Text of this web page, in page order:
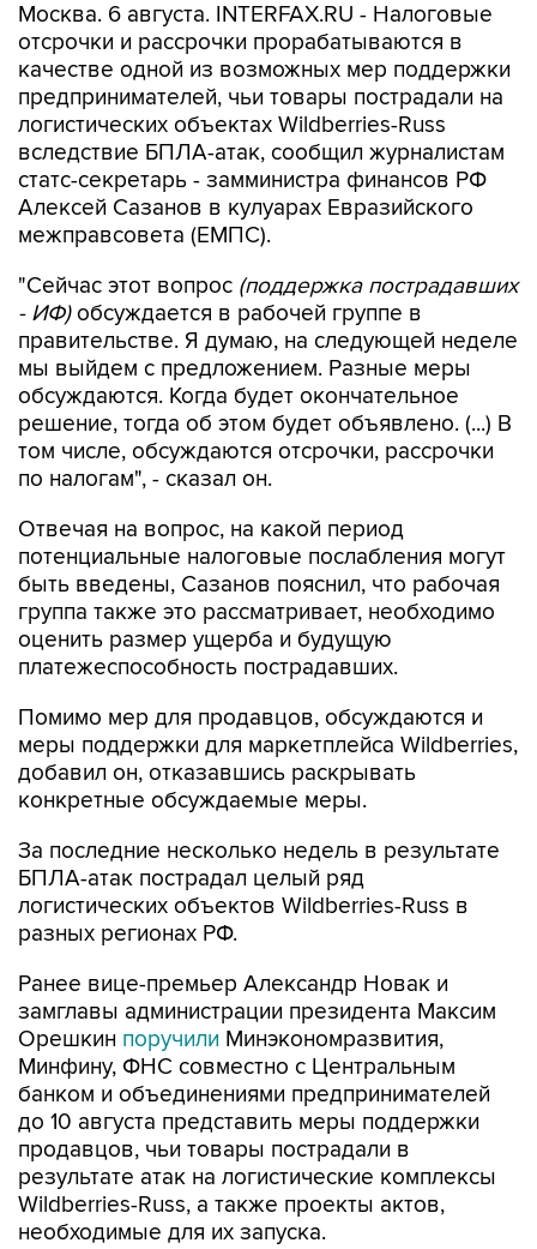
Москва. 6 августа. INTERFAX.RU - Налоговые
отсрочки и рассрочки прорабатываются в
качестве одной из возможных мер поддержки
предпринимателей, чьи товары пострадали на
логистических объектах Wildberries-Russ
вследствие БПЛА-атак, сообщил журналистам
статс-секретарь - замминистра финансов РФ
Алексей Сазанов в кулуарах Евразийского
межправсовета (ЕМПС).
"Сейчас этот вопрос (поддержка пострадавших
- ИФ)обсуждается в рабочей группе в
правительстве. Я думаю, на следующей неделе
мы выйдем с предложением. Разные меры
обсуждаются. Когда будет окончательное
решение, тогда об этом будет объявлено. (...) В
том числе, обсуждаются отсрочки, рассрочки
по налогам", - сказал он.
Отвечая на вопрос, на какой период
потенциальные налоговые послабления могут
быть введены, Сазанов пояснил, что рабочая
группа также это рассматривает, необходимо
оценить размер ущерба и будущую
платежеспособность пострадавших.
Помимо мер для продавцов, обсуждаются и
меры поддержки для маркетплейса Wildberries,
добавил он, отказавшись раскрывать
конкретные обсуждаемые меры.
За последние несколько недель в результате
БПЛА-атак пострадал целый ряд
логистических объектов Wildberries-Russ в
разных регионах РФ.
Ранее вице-премьер Александр Новак и
замглавы администрации президента Максим
Орешкин поручили Минэкономразвития,
Минфину, ФНС совместно с Центральным
банком и объединениями предпринимателей
до 10 августа представить меры поддержки
продавцов, чьи товары пострадали в
результате атак на логистические комплексы
Wildberries-Russ, а также проекты актов,
необходимые для их запуска.